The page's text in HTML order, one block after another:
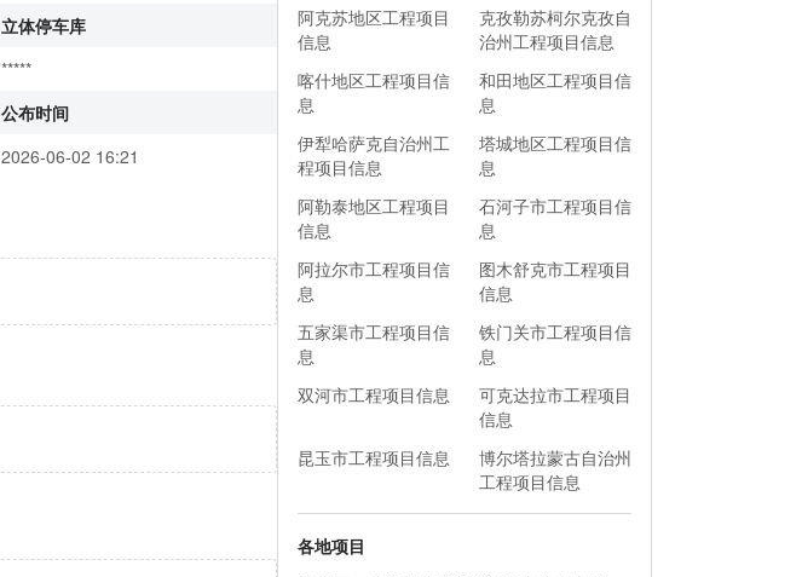
立体停车库
*****
公布时间
2026-06-02 16:21
阿克苏地区工程项目
信息
克孜勒苏柯尔克孜自
治州工程项目信息
喀什地区工程项目信
息
和田地区工程项目信
息
伊犁哈萨克自治州工
程项目信息
塔城地区工程项目信
息
阿勒泰地区工程项目
信息
石河子市工程项目信
息
阿拉尔市工程项目信
息
图木舒克市工程项目
信息
五家渠市工程项目信
息
铁门关市工程项目信
息
双河市工程项目信息
可克达拉市工程项目
信息
昆玉市工程项目信息
博尔塔拉蒙古自治州
工程项目信息
各地项目